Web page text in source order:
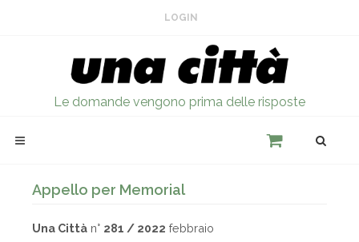
LOGIN
Le domande vengono prima delle risposte
Appello per Memorial
Una Città n° 281 / 2022 febbraio